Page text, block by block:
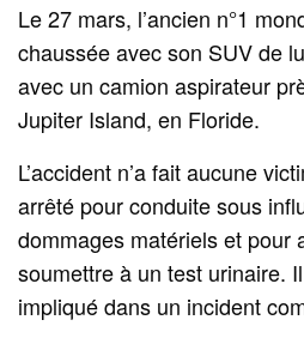
Le 27 mars, l’ancien n°1
chaussée avec son SUV de
avec un camion aspirateur
Jupiter Island, en Floride.
L’accident n’a fait aucune
arrêté pour conduite sous
dommages matériels et pour
soumettre à un test urinaire.
impliqué dans un incident